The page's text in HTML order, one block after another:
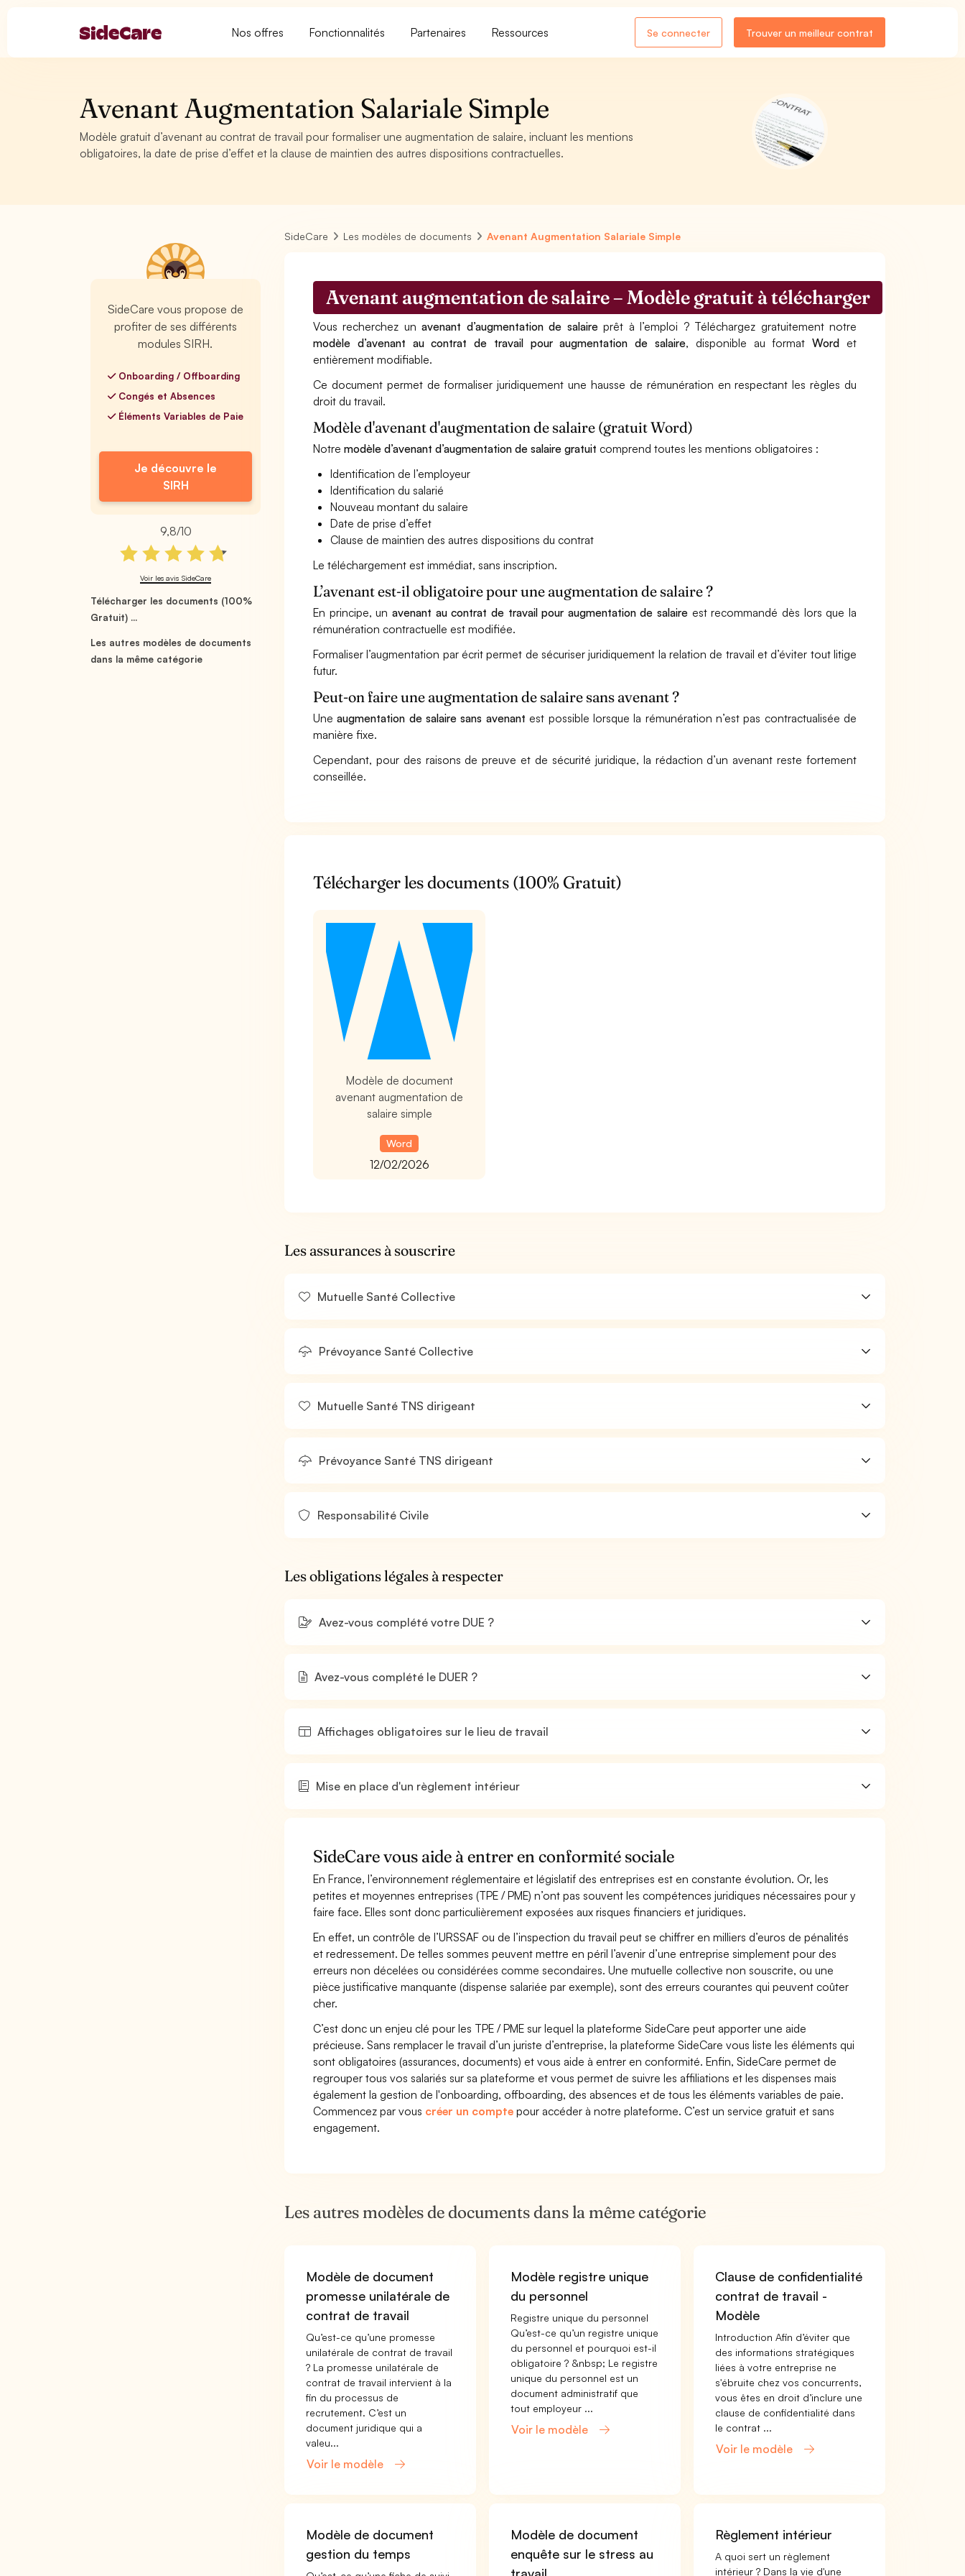
Nos offres Fonctionnalités Partenaires Ressources Se connecter Trouver un meilleur contrat
Avenant Augmentation Salariale Simple
Modèle gratuit d’avenant au contrat de travail pour formaliser une augmentation de salaire, incluant les mentions
obligatoires, la date de prise d’effet et la clause de maintien des autres dispositions contractuelles.
SideCare vous propose de
profiter de ses différents
modules SIRH.
Onboarding / Offboarding
Congés et Absences
Éléments Variables de Paie
Je découvre le
SIRH
9,8/10
Voir les avis SideCare
Télécharger les documents (100%
Gratuit) ...
Les autres modèles de documents
dans la même catégorie
SideCare Les modèles de documents Avenant Augmentation Salariale Simple
Avenant augmentation de salaire – Modèle gratuit à télécharger
Vous recherchez unavenant d’augmentation de salaireprêt à l’emploi ? Téléchargez gratuitement notre
modèle d’avenant au contrat de travail pour augmentation de salaire, disponible au formatWord et
entièrement modifiable.
Ce document permet de formaliser juridiquement une hausse de rémunération en respectant les règles du
droit du travail.
Modèle d'avenant d'augmentation de salaire (gratuit Word)
Notremodèle d’avenant d’augmentation de salaire gratuit comprend toutes les mentions obligatoires :
Identification de l’employeur
Identification du salarié
Nouveau montant du salaire
Date de prise d’effet
Clause de maintien des autres dispositions du contrat
Le téléchargement est immédiat, sans inscription.
L’avenant est-il obligatoire pour une augmentation de salaire ?
En principe, un avenant au contrat de travail pour augmentation de salaire est recommandé dès lors que la
rémunération contractuelle est modifiée.
Formaliser l’augmentation par écrit permet de sécuriser juridiquement la relation de travail et d’éviter tout litige
futur.
Peut-on faire une augmentation de salaire sans avenant ?
Uneaugmentation de salaire sans avenant est possible lorsque la rémunération n’est pas contractualisée de
manière fixe.
Cependant, pour des raisons de preuve et de sécurité juridique, la rédaction d’un avenant reste fortement
conseillée.
Télécharger les documents (100% Gratuit)
Modèle de document
avenant augmentation de
salaire simple
Word
12/02/2026
Les assurances à souscrire
Mutuelle Santé Collective
Prévoyance Santé Collective
Mutuelle Santé TNS dirigeant
Prévoyance Santé TNS dirigeant
Responsabilité Civile
Les obligations légales à respecter
Avez-vous complété votre DUE ?
Avez-vous complété le DUER ?
Affichages obligatoires sur le lieu de travail
Mise en place d'un règlement intérieur
SideCare vous aide à entrer en conformité sociale
En France, l’environnement réglementaire et législatif des entreprises est en constante évolution. Or, les
petites et moyennes entreprises (TPE / PME) n’ont pas souvent les compétences juridiques nécessaires pour y
faire face. Elles sont donc particulièrement exposées aux risques financiers et juridiques.
En effet, un contrôle de l’URSSAF ou de l’inspection du travail peut se chiffrer en milliers d’euros de pénalités
et redressement. De telles sommes peuvent mettre en péril l’avenir d’une entreprise simplement pour des
erreurs non décelées ou considérées comme secondaires. Une mutuelle collective non souscrite, ou une
pièce justificative manquante (dispense salariée par exemple), sont des erreurs courantes qui peuvent coûter
cher.
C’est donc un enjeu clé pour les TPE / PME sur lequel la plateforme SideCare peut apporter une aide
précieuse. Sans remplacer le travail d’un juriste d’entreprise, la plateforme SideCare vous liste les éléments qui
sont obligatoires (assurances, documents) et vous aide à entrer en conformité. Enfin, SideCare permet de
regrouper tous vos salariés sur sa plateforme et vous permet de suivre les affiliations et les dispenses mais
également la gestion de l'onboarding, offboarding, des absences et de tous les éléments variables de paie.
Commencez par vous créer un compte pour accéder à notre plateforme. C’est un service gratuit et sans
engagement.
Les autres modèles de documents dans la même catégorie
Modèle de document
promesse unilatérale de
contrat de travail
Qu’est-ce qu’une promesse
unilatérale de contrat de travail
? La promesse unilatérale de
contrat de travail intervient à la
fin du processus de
recrutement. C’est un
document juridique qui a
valeu...
Voir le modèle
Modèle registre unique
du personnel
Registre unique du personnel
Qu’est-ce qu’un registre unique
du personnel et pourquoi est-il
obligatoire ? &nbsp; Le registre
unique du personnel est un
document administratif que
tout employeur ...
Voir le modèle
Clause de confidentialité
contrat de travail -
Modèle
Introduction Afin d’éviter que
des informations stratégiques
liées à votre entreprise ne
s'ébruite chez vos concurrents,
vous êtes en droit d’inclure une
clause de confidentialité dans
le contrat ...
Voir le modèle
Modèle de document
gestion du temps
Modèle de document
enquête sur le stress au
Règlement intérieur
A quoi sert un règlement
intérieur ? Dans la vie d'une